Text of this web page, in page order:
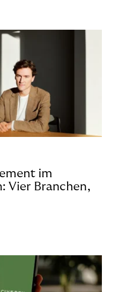
im
Vier Branchen,